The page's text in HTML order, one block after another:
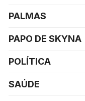
PALMAS
PAPO DE SKYNA
POLÍTICA
SAÚDE